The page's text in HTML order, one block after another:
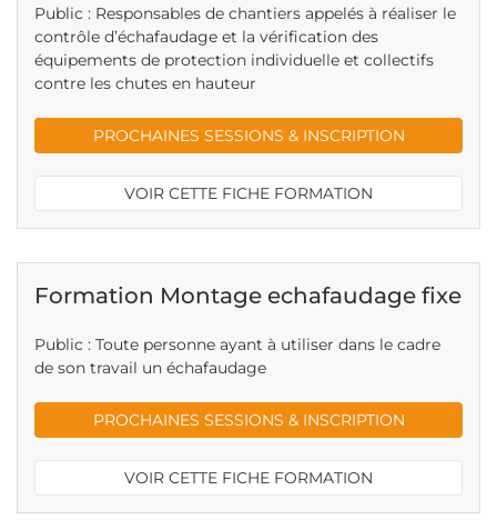
Public : Responsables de chantiers appelés à réaliser le
contrôle d’échafaudage et la vérification des
équipements de protection individuelle et collectifs
contre les chutes en hauteur
PROCHAINES SESSIONS & INSCRIPTION
VOIR CETTE FICHE FORMATION
Formation Montage echafaudage fixe
Public : Toute personne ayant à utiliser dans le cadre
de son travail un échafaudage
PROCHAINES SESSIONS & INSCRIPTION
VOIR CETTE FICHE FORMATION